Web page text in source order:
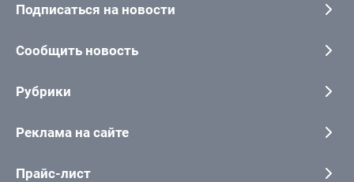
Подписаться на новости
Сообщить новость
Рубрики
Реклама на сайте
Прайс-лист